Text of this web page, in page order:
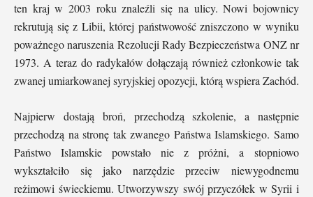
ten kraj w 2003 roku znaleźli się na ulicy. Nowi bojownicy
rekrutują się z Libii, której państwowość zniszczono w wyniku
poważnego naruszenia Rezolucji Rady Bezpieczeństwa ONZ nr
1973. A teraz do radykałów dołączają również członkowie tak
zwanej umiarkowanej syryjskiej opozycji, którą wspiera Zachód.
Najpierw dostają broń, przechodzą szkolenie, a następnie
przechodzą na stronę tak zwanego Państwa Islamskiego. Samo
Państwo Islamskie powstało nie z próżni, a stopniowo
wykształciło się jako narzędzie przeciw niewygodnemu
reżimowi świeckiemu. Utworzywszy swój przyczółek w Syrii i